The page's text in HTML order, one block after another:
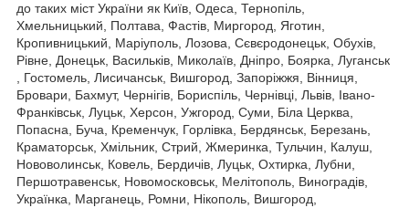
до таких міст України як Київ, Одеса, Тернопіль,
Хмельницький, Полтава, Фастів, Миргород, Яготин,
Кропивницький, Маріуполь, Лозова, Сєвєродонецьк, Обухів,
Рівне, Донецьк, Васильків, Миколаїв, Дніпро, Боярка, Луганськ
, Гостомель, Лисичанськ, Вишгород, Запоріжжя, Вінниця,
Бровари, Бахмут, Чернігів, Бориспіль, Чернівці, Львів, Івано-
Франківськ, Луцьк, Херсон, Ужгород, Суми, Біла Церква,
Попасна, Буча, Кременчук, Горлівка, Бердянськ, Березань,
Краматорськ, Хмільник, Стрий, Жмеринка, Тульчин, Калуш,
Нововолинськ, Ковель, Бердичів, Луцьк, Охтирка, Лубни,
Першотравенськ, Новомосковськ, Мелітополь, Виноградів,
Українка, Марганець, Ромни, Нікополь, Вишгород,